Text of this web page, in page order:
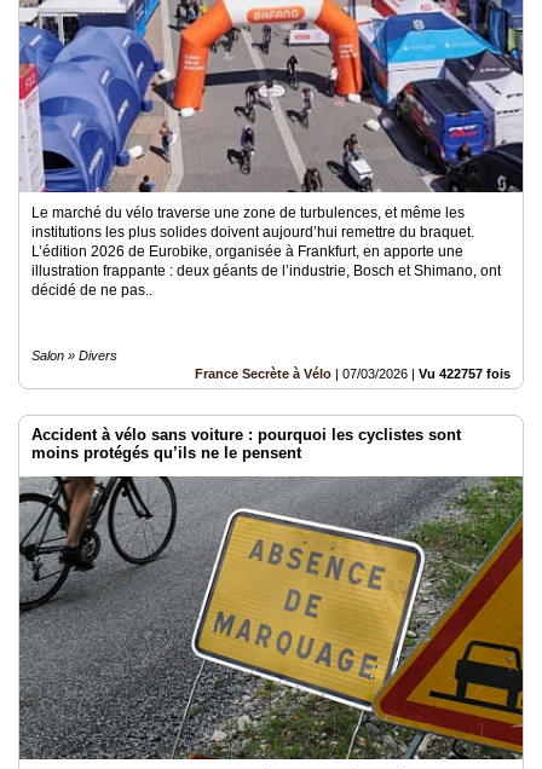
Le marché du vélo traverse une zone de turbulences, et même les
institutions les plus solides doivent aujourd’hui remettre du braquet.
L’édition 2026 de Eurobike, organisée à Frankfurt, en apporte une
illustration frappante : deux géants de l’industrie, Bosch et Shimano, ont
décidé de ne pas..
Salon » Divers
France Secrète à Vélo | 07/03/2026 | Vu 422757 fois
Accident à vélo sans voiture : pourquoi les cyclistes sont
moins protégés qu’ils ne le pensent